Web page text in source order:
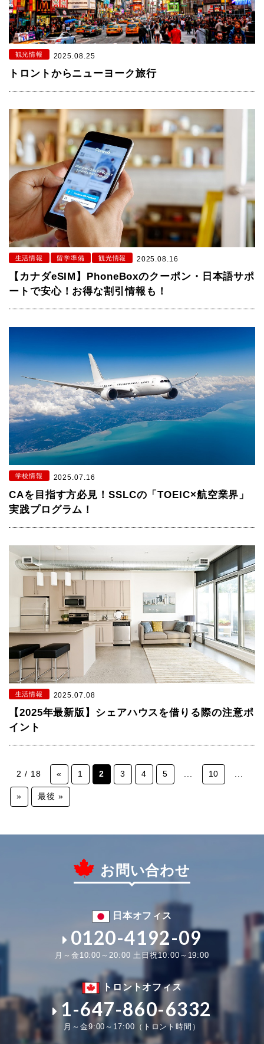
観光情報 2025.08.25
トロントからニューヨーク旅行
生活情報 留学準備 観光情報 2025.08.16
【カナダeSIM】PhoneBoxのクーポン・日本語サポ
ートで安心！お得な割引情報も！
学校情報 2025.07.16
CAを⽬指す⽅必⾒！SSLCの「TOEIC×航空業界」
実践プログラム！
生活情報 2025.07.08
【2025年最新版】シェアハウスを借りる際の注意ポ
イント
2 / 18 « 1 2 3 4 5 ... 10 ...
» 最後 »
お問い合わせ
日本オフィス
0120-4192-09
月～金10:00～20:00 土日祝10:00～19:00
トロントオフィス
1-647-860-6332
月～金9:00～17:00（トロント時間）